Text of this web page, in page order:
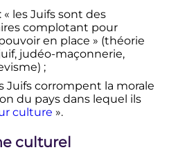
: « les Juifs sont des
complotant pour
en place » (théorie
judéo-maçonnerie,
;
Juifs corrompent la morale
du pays dans lequel ils
culture ».
culturel